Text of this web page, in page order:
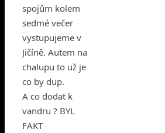
spojům kolem
sedmé večer
vystupujeme v
Jičíně. Autem na
chalupu to už je
co by dup.
A co dodat k
vandru ? BYL
FAKT